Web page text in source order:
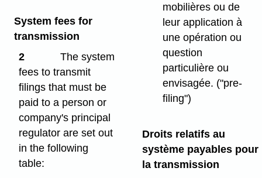
System fees for
transmission
2
The system
fees to transmit
filings that must be
paid to a person or
company's principal
regulator are set out
in the following
table:
mobilières ou de
leur application à
une opération ou
question
particulière ou
envisagée. ("pre-
filing")
Droits relatifs au
système payables pour
la transmission